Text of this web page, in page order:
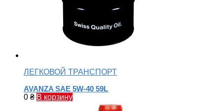
ЛЕГКОВОЙ ТРАНСПОРТ
AVANZA SAE 5W-40 59L
0 ₴ В корзину